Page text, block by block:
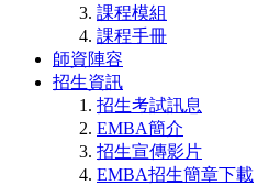
課程模組
課程手冊
師資陣容
招生資訊
招生考試訊息
EMBA簡介
招生宣傳影片
EMBA招生簡章下載